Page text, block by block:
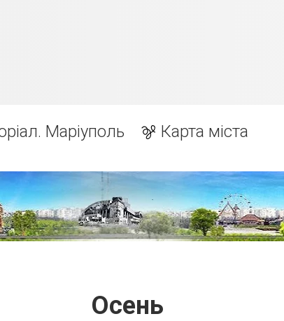
Маріуполь Карта міста
Осень